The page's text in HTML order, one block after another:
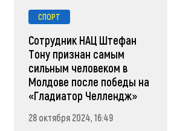
СПОРТ
Сотрудник НАЦ Штефан
Тону признан самым
сильным человеком в
Молдове после победы на
«Гладиатор Челлендж»
28 октября 2024, 16:49